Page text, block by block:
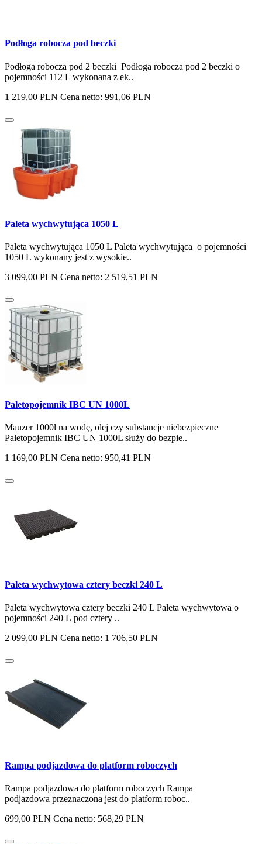
Podłoga robocza pod beczki
Podłoga robocza pod 2 beczki Podłoga robocza pod 2 beczki o
pojemności 112 L wykonana z ek..
1 219,00 PLN Cena netto: 991,06 PLN
Paleta wychwytująca 1050 L
Paleta wychwytująca 1050 L Paleta wychwytująca o pojemności
1050 L wykonany jest z wysokie..
3 099,00 PLN Cena netto: 2 519,51 PLN
Paletopojemnik IBC UN 1000L
Mauzer 1000l na wodę, olej czy substancje niebezpieczne
Paletopojemnik IBC UN 1000L służy do bezpie..
1 169,00 PLN Cena netto: 950,41 PLN
Paleta wychwytowa cztery beczki 240 L
Paleta wychwytowa cztery beczki 240 L Paleta wychwytowa o
pojemności 240 L pod cztery ..
2 099,00 PLN Cena netto: 1 706,50 PLN
Rampa podjazdowa do platform roboczych
Rampa podjazdowa do platform roboczych Rampa
podjazdowa przeznaczona jest do platform roboc..
699,00 PLN Cena netto: 568,29 PLN